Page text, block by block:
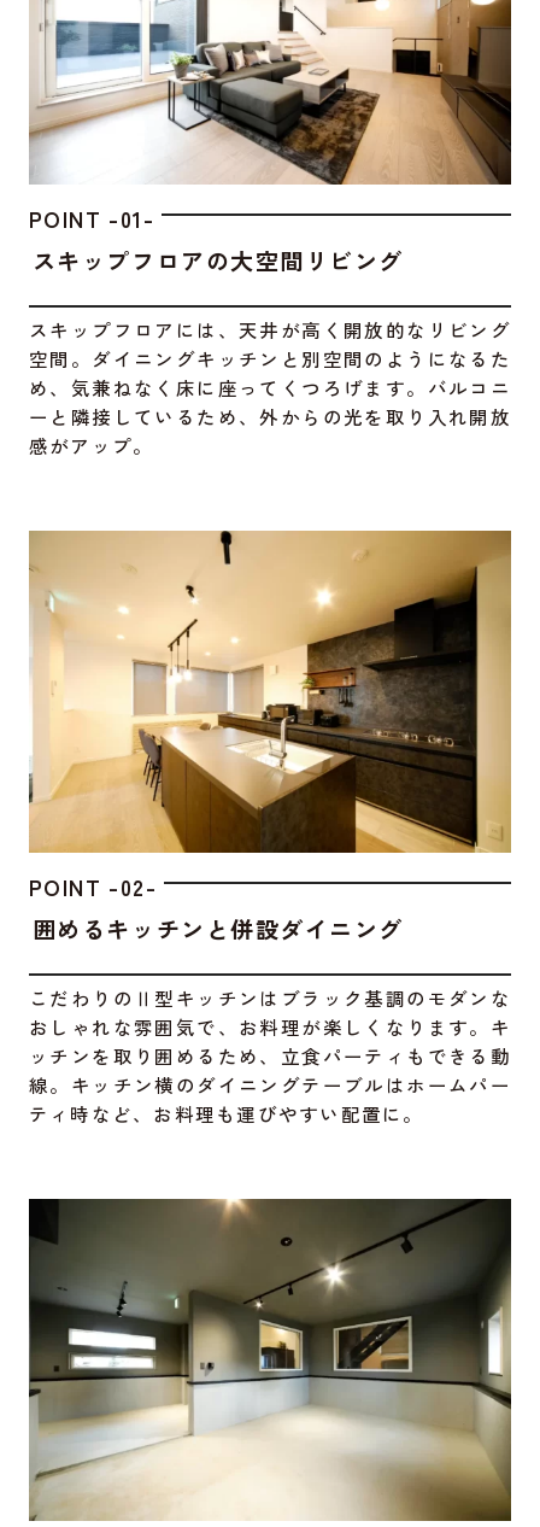
POINT -01-
スキップフロアの大空間リビング
スキップフロアには、天井が高く開放的なリビング
空間。ダイニングキッチンと別空間のようになるた
め、気兼ねなく床に座ってくつろげます。バルコニ
ーと隣接しているため、外からの光を取り入れ開放
感がアップ。
POINT -02-
囲めるキッチンと併設ダイニング
こだわりのⅡ型キッチンはブラック基調のモダンな
おしゃれな雰囲気で、お料理が楽しくなります。キ
ッチンを取り囲めるため、立食パーティもできる動
線。キッチン横のダイニングテーブルはホームパー
ティ時など、お料理も運びやすい配置に。